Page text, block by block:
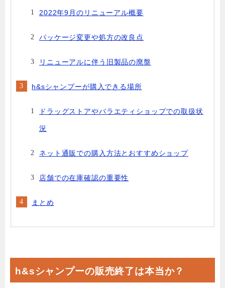
2022年9月のリニューアル概要
パッケージ変更や処方の改良点
リニューアルに伴う旧製品の廃盤
h&sシャンプーが購入できる場所
ドラッグストアやバラエティショップでの取扱状
況
ネット通販での購入方法とおすすめショップ
店舗での在庫確認の重要性
まとめ
h&sシャンプーの販売終了は本当か？